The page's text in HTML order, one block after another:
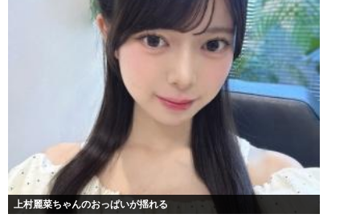
上村麗菜ちゃんのおっぱいが揺れる